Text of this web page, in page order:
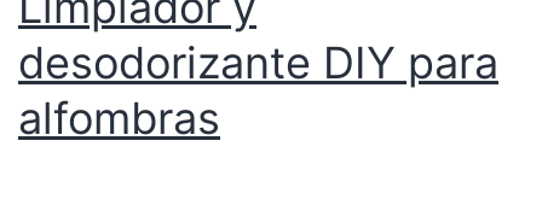
desodorizante DIY para
alfombras